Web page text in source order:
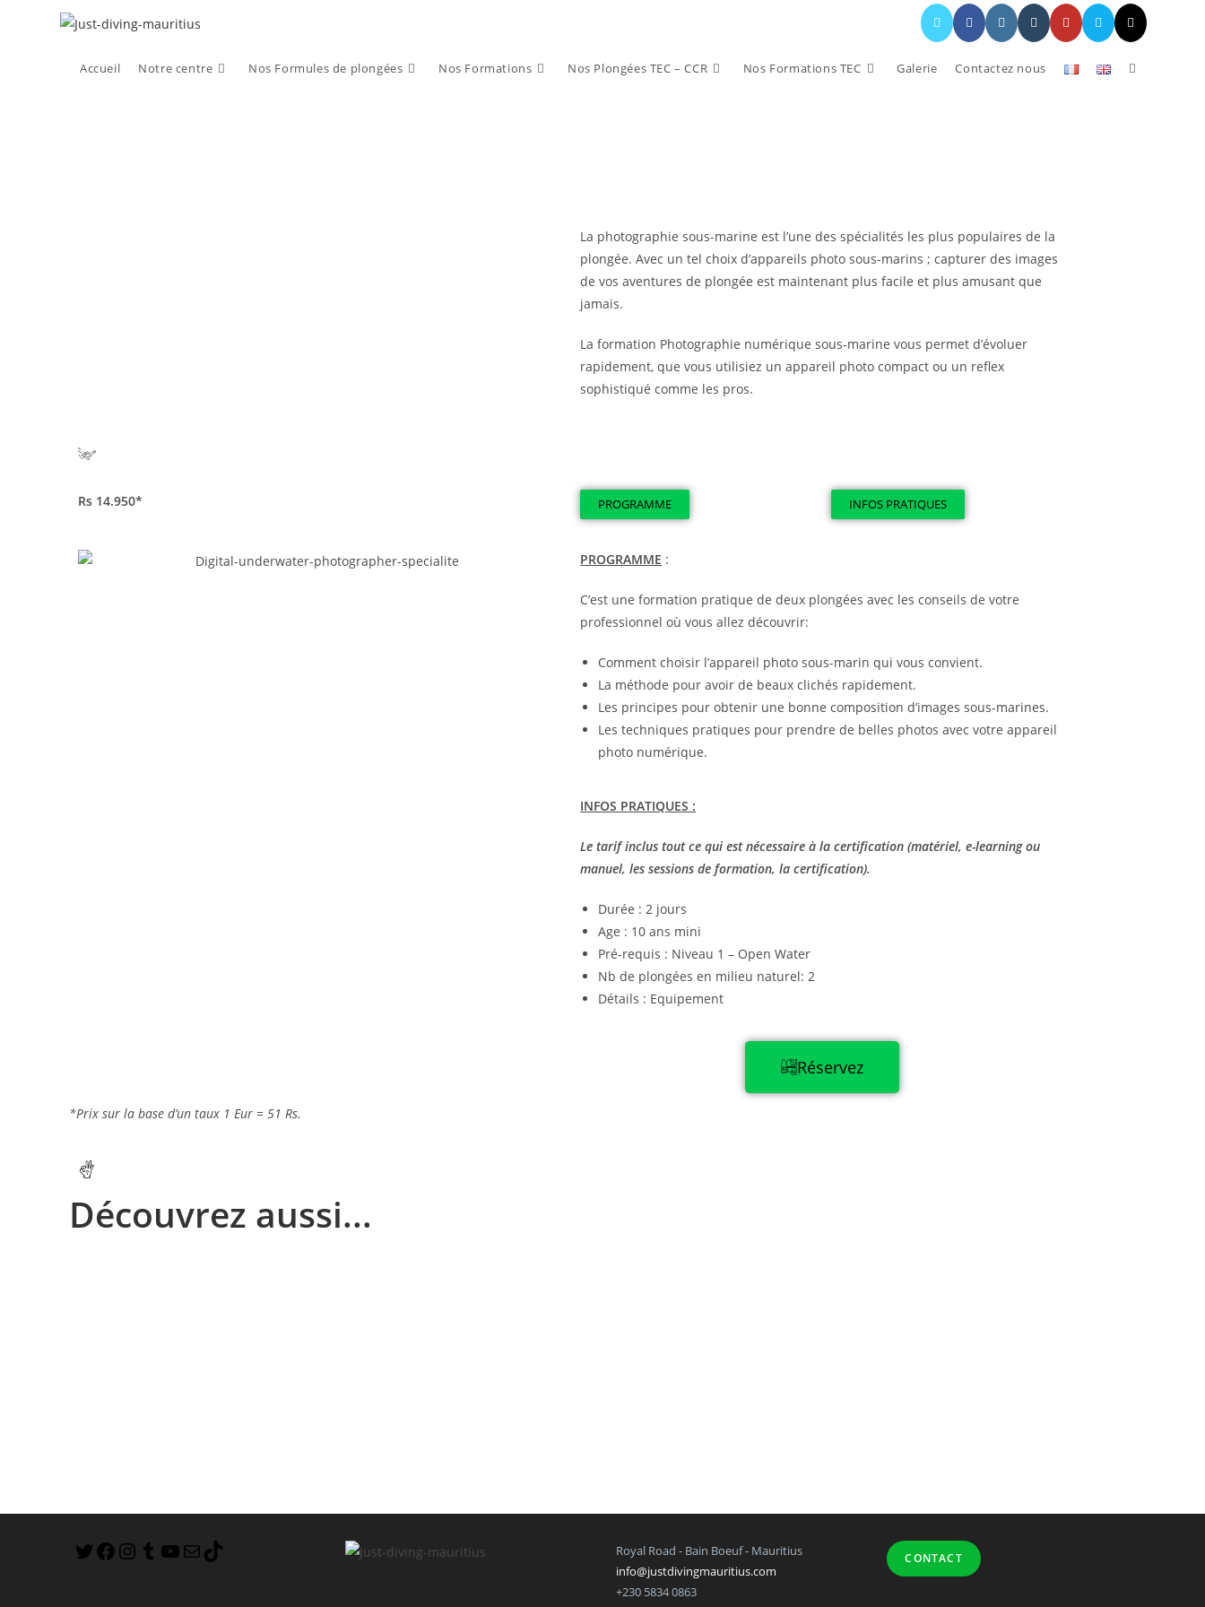
Accueil Notre centre Nos Formules de plongées Nos Formations Nos Plongées TEC – CCR Nos Formations TEC Galerie Contactez nous
La photographie sous-marine est l’une des spécialités les plus populaires de la
plongée. Avec un tel choix d’appareils photo sous-marins ; capturer des images
de vos aventures de plongée est maintenant plus facile et plus amusant que
jamais.
La formation Photographie numérique sous-marine vous permet d’évoluer
rapidement, que vous utilisiez un appareil photo compact ou un reflex
sophistiqué comme les pros.
Rs 14.950* PROGRAMME INFOS PRATIQUES
PROGRAMME :
C’est une formation pratique de deux plongées avec les conseils de votre
professionnel où vous allez découvrir:
Comment choisir l’appareil photo sous-marin qui vous convient.
La méthode pour avoir de beaux clichés rapidement.
Les principes pour obtenir une bonne composition d’images sous-marines.
Les techniques pratiques pour prendre de belles photos avec votre appareil
photo numérique.
INFOS PRATIQUES :
Le tarif inclus tout ce qui est nécessaire à la certification (matériel, e-learning ou
manuel, les sessions de formation, la certification).
Durée : 2 jours
Age : 10 ans mini
Pré-requis : Niveau 1 – Open Water
Nb de plongées en milieu naturel: 2
Détails : Equipement
Réservez
*Prix sur la base d’un taux 1 Eur = 51 Rs.
Découvrez aussi...
Royal Road - Bain Boeuf - Mauritius
info@justdivingmauritius.com
+230 5834 0863
CONTACT